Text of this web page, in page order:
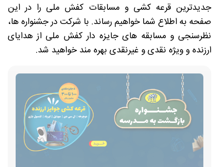
جدیدترین قرعه کشی و مسابقات کفش ملی را در این
صفحه به اطلاع شما خواهیم رساند. با شرکت در جشنواره ها،
نظرسنجی و مسابقه های جایزه دار کفش ملی از هدایای
ارزنده و ویژه نقدی و غیرنقدی بهره مند خواهید شد.